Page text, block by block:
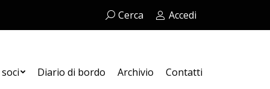
Cerca:Cerca Accedi
Diario di bordo Archivio Contatti
Contatti